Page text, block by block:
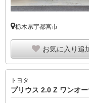
栃木県宇都宮市
お気に入り追
トヨタ
プリウス 2.0 Z ワンオ